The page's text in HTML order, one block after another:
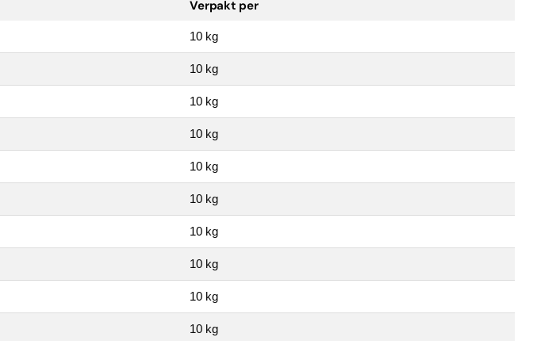
Verpakt per
10 kg
10 kg
10 kg
10 kg
10 kg
10 kg
10 kg
10 kg
10 kg
10 kg